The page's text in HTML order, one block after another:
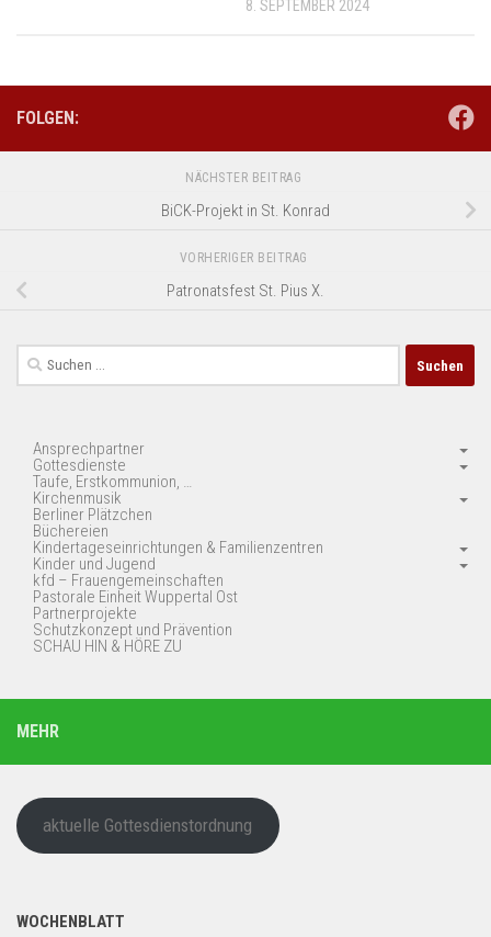
8. SEPTEMBER 2024
FOLGEN:
NÄCHSTER BEITRAG
BiCK-Projekt in St. Konrad
VORHERIGER BEITRAG
Patronatsfest St. Pius X.
Suchen
nach:
Ansprechpartner
Gottesdienste
Taufe, Erstkommunion, …
Kirchenmusik
Berliner Plätzchen
Büchereien
Kindertageseinrichtungen & Familienzentren
Kinder und Jugend
kfd – Frauengemeinschaften
Pastorale Einheit Wuppertal Ost
Partnerprojekte
Schutzkonzept und Prävention
SCHAU HIN & HÖRE ZU
MEHR
aktuelle Gottesdienstordnung
WOCHENBLATT